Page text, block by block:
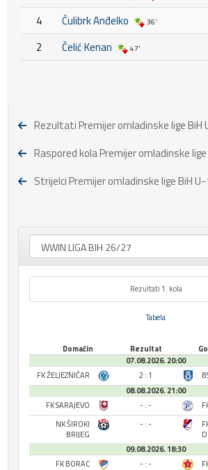
4 Ćulibrk Anđelko 36'
2 Čelić Kenan 47'
Rezultati Premijer omladinske lige BiH
Raspored kola Premijer omladinske
Strijelci Premijer omladinske lige BiH
Rezultati 1. kola
Tabela
Domaćin Rezultat
07.08.2026. 20:00
FK ŽELJEZNIČAR
2 : 1
08.08.2026. 21:00
FK SARAJEVO
- : -
NK ŠIROKI
BRIJEG
- : -
09.08.2026. 18:30
FK BORAC
- : -